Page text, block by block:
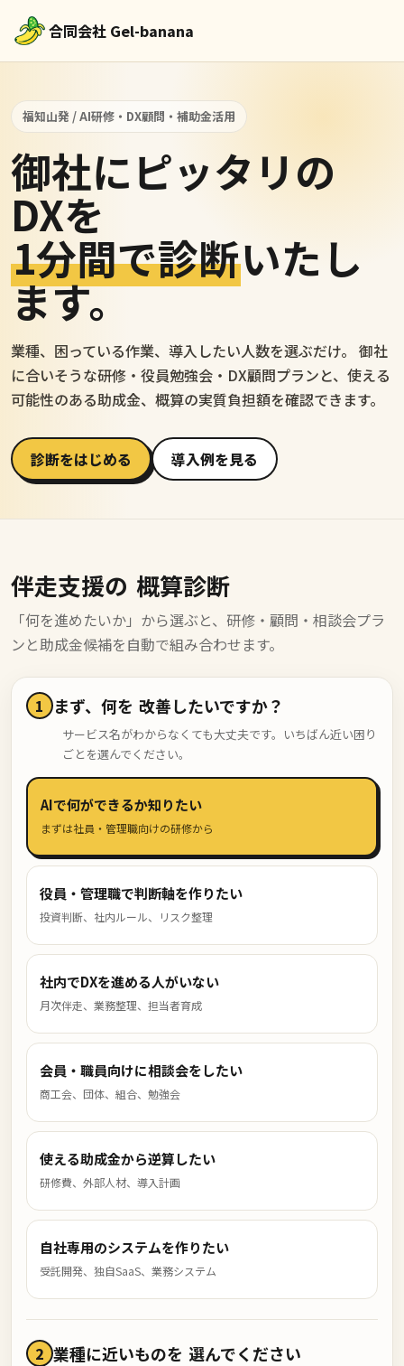
合同会社 Gel-banana
福知山発 / AI研修・DX顧問・補助金活用
御社にピッタリの
DXを
1分間で診断いたし
ます。
業種、困っている作業、導入したい人数を選ぶだけ。 御社
に合いそうな研修・役員勉強会・DX顧問プランと、使える
可能性のある助成金、概算の実質負担額を確認できます。
診断をはじめる 導入例を見る
伴走支援の 概算診断
「何を進めたいか」から選ぶと、研修・顧問・相談会プラ
ンと助成金候補を自動で組み合わせます。
1 まず、何を 改善したいですか？
サービス名がわからなくても大丈夫です。いちばん近い困り
ごとを選んでください。
AIで何ができるか知りたい
まずは社員・管理職向けの研修から
役員・管理職で判断軸を作りたい
投資判断、社内ルール、リスク整理
社内でDXを進める人がいない
月次伴走、業務整理、担当者育成
会員・職員向けに相談会をしたい
商工会、団体、組合、勉強会
使える助成金から逆算したい
研修費、外部人材、導入計画
自社専用のシステムを作りたい
受託開発、独自SaaS、業務システム
2 業種に近いものを 選んでください